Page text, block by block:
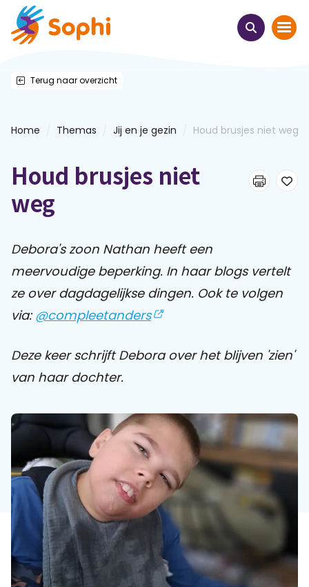
Thema's
Leren & ontmoeten
Webinars
E-learnings
Themabijeenkomsten
Sophi
Sophi
Terug naar overzicht
Home Themas Jij en je gezin Houd brusjes niet weg
Houd brusjes niet
weg
Debora's zoon Nathan heeft een
meervoudige beperking. In haar blogs vertelt
ze over dagdagelijkse dingen. Ook te volgen
via: @compleetanders
Deze keer schrijft Debora over het blijven 'zien'
van haar dochter.